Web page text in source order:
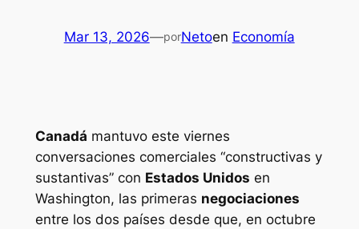
Mar 13, 2026—porNetoen Economía
Canadá mantuvo este viernes
conversaciones comerciales “constructivas y
sustantivas” con Estados Unidos en
Washington, las primeras negociaciones
entre los dos países desde que, en octubre